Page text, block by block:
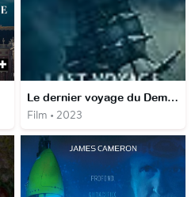
Le dernier voyage du Demeter
Film • 2023